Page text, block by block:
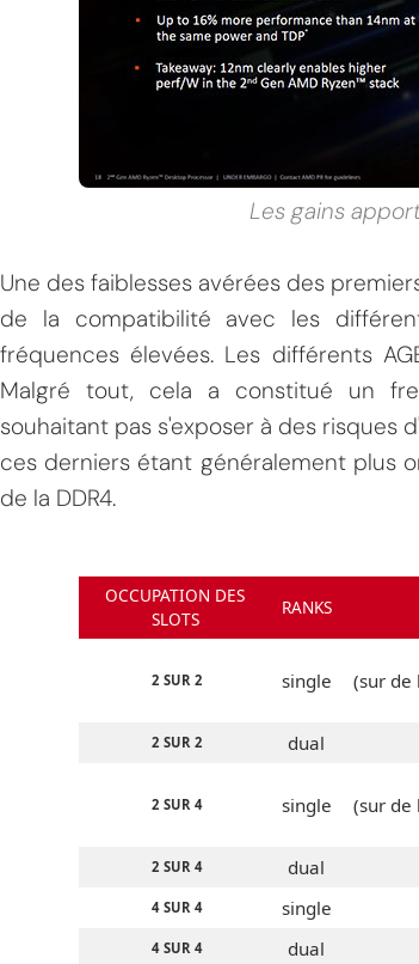
Les gains
Une des faiblesses avérées des
de la compatibilité avec les
fréquences élevées. Les différents
Malgré tout, cela a constitué un
souhaitant pas s'exposer à des risques
ces derniers étant généralement plus
de la DDR4.
OCCUPATION DES
SLOTS
RANKS
2 SUR 2 single
(sur de
2 SUR 2 dual
2 SUR 4 single
(sur de
2 SUR 4 dual
4 SUR 4 single
4 SUR 4 dual